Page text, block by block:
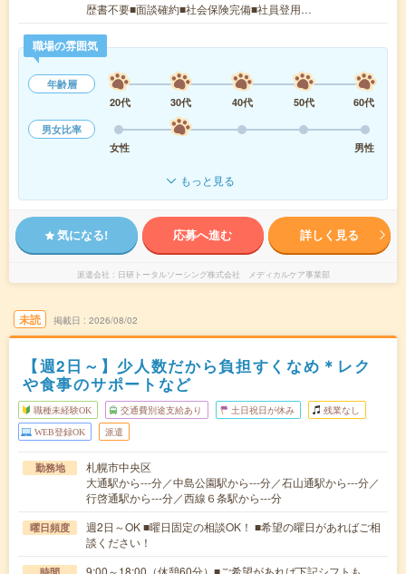
歴書不要■面談確約■社会保険完備■社員登用…
職場の雰囲気
年齢層
20代
30代 40代 50代
60代
男女比率
女性
男性
もっと見る
気になる! 応募へ進む 詳しく見る
派遣会社 日研トータルソーシング株式会社 メディカルケア事業部
未読 掲載日 2026/08/02
【週2日～】少人数だから負担すくなめ＊レク
や食事のサポートなど
職種未経験OK 交通費別途支給あり 土日祝日が休み 残業なし
WEB登録OK 派遣
勤務地
札幌市中央区
大通駅から---分／中島公園駅から---分／石山通駅から---分／
行啓通駅から---分／西線６条駅から---分
曜日頻度
週2日～OK ■曜日固定の相談OK！ ■希望の曜日があればご相
談ください！